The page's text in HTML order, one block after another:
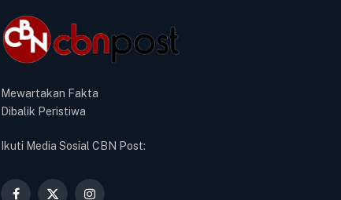
Mewartakan Fakta
Dibalik Peristiwa
Ikuti Media Sosial CBN Post: